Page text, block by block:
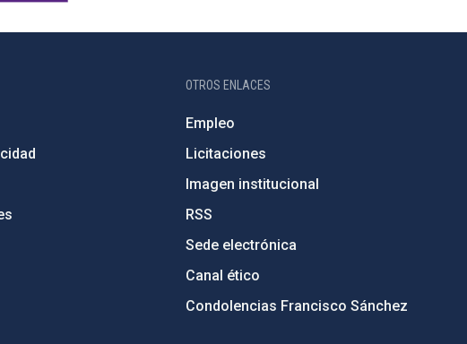
OTROS ENLACES
Empleo
Licitaciones
Imagen institucional
RSS
Sede electrónica
Canal ético
Condolencias Francisco Sánchez